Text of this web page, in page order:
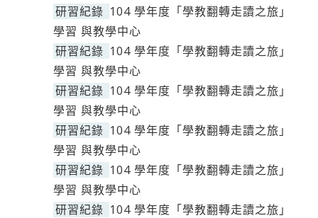
研習紀錄 104 學年度「學教翻轉走讀之旅」
學習 與教學中心
研習紀錄 104 學年度「學教翻轉走讀之旅」
學習 與教學中心
研習紀錄 104 學年度「學教翻轉走讀之旅」
學習 與教學中心
研習紀錄 104 學年度「學教翻轉走讀之旅」
學習 與教學中心
研習紀錄 104 學年度「學教翻轉走讀之旅」
學習 與教學中心
研習紀錄 104 學年度「學教翻轉走讀之旅」